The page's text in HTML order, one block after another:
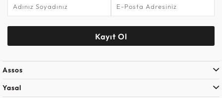
Kayıt Ol
Assos
Yasal